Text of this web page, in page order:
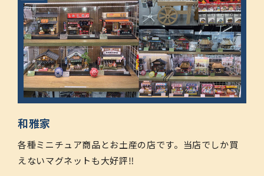
和雅家
各種ミニチュア商品とお土産の店です。当店でしか買
えないマグネットも大好評‼